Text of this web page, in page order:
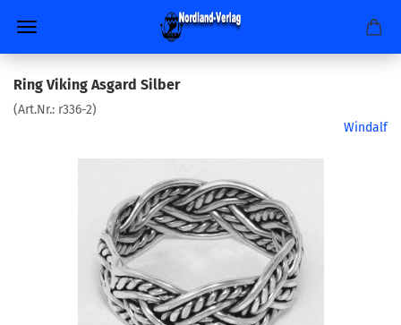
Ring Viking Asgard Silber
(Art.Nr.: r336-2)
Windalf